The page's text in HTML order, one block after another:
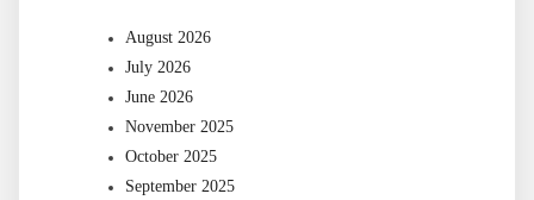
August 2026
July 2026
June 2026
November 2025
October 2025
September 2025